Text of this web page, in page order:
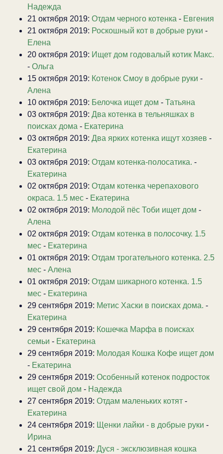
Надежда
21 октября 2019: Отдам черного котенка - Евгения
21 октября 2019: Роскошный кот в добрые руки -
Елена
20 октября 2019: Ищет дом годовалый котик Макс.
- Ольга
15 октября 2019: Котенок Смоу в добрые руки -
Алена
10 октября 2019: Белочка ищет дом - Татьяна
03 октября 2019: Два котенка в тельняшках в
поисках дома - Екатерина
03 октября 2019: Два ярких котенка ищут хозяев -
Екатерина
03 октября 2019: Отдам котенка-полосатика. -
Екатерина
02 октября 2019: Отдам котенка черепахового
окраса. 1.5 мес - Екатерина
02 октября 2019: Молодой пёс Тоби ищет дом -
Алена
02 октября 2019: Отдам котенка в полосочку. 1.5
мес - Екатерина
01 октября 2019: Отдам трогательного котенка. 2.5
мес - Алена
01 октября 2019: Отдам шикарного котенка. 1.5
мес - Екатерина
29 сентября 2019: Метис Хаски в поисках дома. -
Екатерина
29 сентября 2019: Кошечка Марфа в поисках
семьи - Екатерина
29 сентября 2019: Молодая Кошка Кофе ищет дом
- Екатерина
29 сентября 2019: Особенный котенок подросток
ищет свой дом - Надежда
27 сентября 2019: Отдам маленьких котят -
Екатерина
24 сентября 2019: Щенки лайки - в добрые руки -
Ирина
21 сентября 2019: Дуся - эксклюзивная кошка